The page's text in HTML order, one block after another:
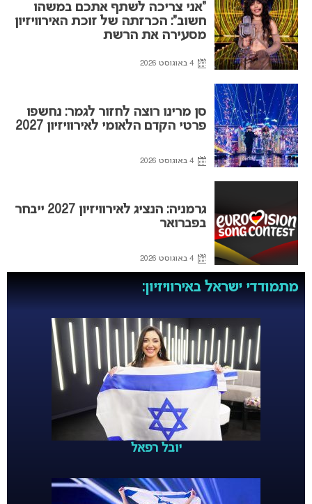
“אני צריכה לשתף אתכם במשהו
חשוב”: הכרזתה של זוכת האירוויזיון
מסעירה את הרשת
4 באוגוסט 2026
סן מרינו רוצה לחזור לגמר: נחשפו
פרטי הקדם הלאומי לאירוויזיון 2027
4 באוגוסט 2026
גרמניה: הנציג לאירוויזיון 2027 ייבחר
בפברואר
4 באוגוסט 2026
מתמודדי ישראל באירוויזיון:
יובל רפאל